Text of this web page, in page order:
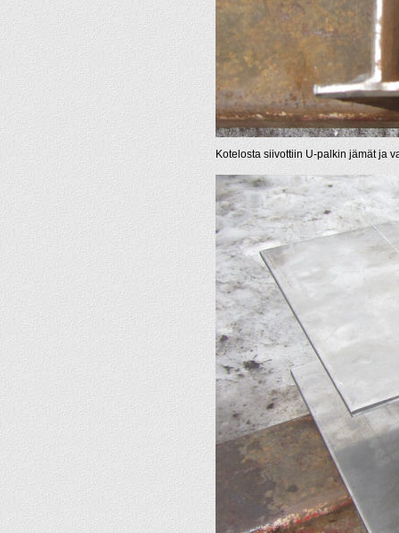
Kotelosta siivottiin U-palkin jämät ja